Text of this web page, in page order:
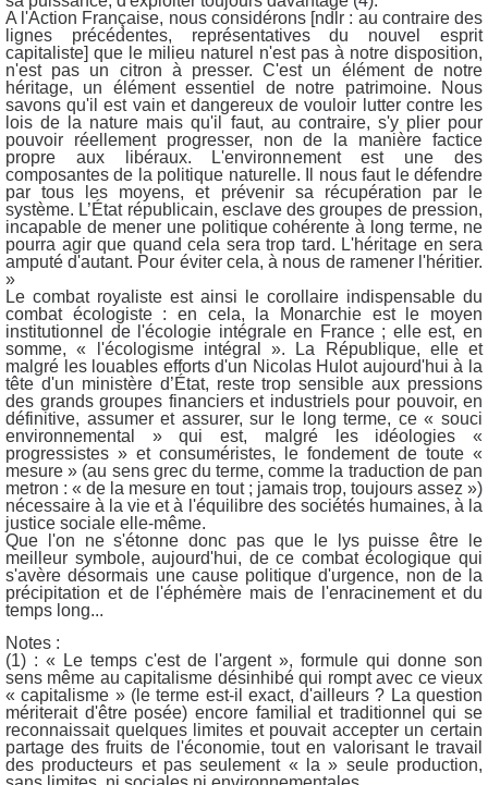
A l'Action Française, nous considérons [ndlr : au contraire des
lignes précédentes, représentatives du nouvel esprit
capitaliste] que le milieu naturel n'est pas à notre disposition,
n'est pas un citron à presser. C'est un élément de notre
héritage, un élément essentiel de notre patrimoine. Nous
savons qu'il est vain et dangereux de vouloir lutter contre les
lois de la nature mais qu'il faut, au contraire, s'y plier pour
pouvoir réellement progresser, non de la manière factice
propre aux libéraux. L'environnement est une des
composantes de la politique naturelle. Il nous faut le défendre
par tous les moyens, et prévenir sa récupération par le
système. L’État républicain, esclave des groupes de pression,
incapable de mener une politique cohérente à long terme, ne
pourra agir que quand cela sera trop tard. L'héritage en sera
amputé d'autant. Pour éviter cela, à nous de ramener l'héritier.
»
Le combat royaliste est ainsi le corollaire indispensable du
combat écologiste : en cela, la Monarchie est le moyen
institutionnel de l'écologie intégrale en France ; elle est, en
somme, « l'écologisme intégral ». La République, elle et
malgré les louables efforts d'un Nicolas Hulot aujourd'hui à la
tête d'un ministère d’État, reste trop sensible aux pressions
des grands groupes financiers et industriels pour pouvoir, en
définitive, assumer et assurer, sur le long terme, ce « souci
environnemental » qui est, malgré les idéologies «
progressistes » et consuméristes, le fondement de toute «
mesure » (au sens grec du terme, comme la traduction de pan
metron : « de la mesure en tout ; jamais trop, toujours assez »)
nécessaire à la vie et à l'équilibre des sociétés humaines, à la
justice sociale elle-même.
Que l'on ne s'étonne donc pas que le lys puisse être le
meilleur symbole, aujourd'hui, de ce combat écologique qui
s'avère désormais une cause politique d'urgence, non de la
précipitation et de l'éphémère mais de l'enracinement et du
temps long...
Notes :
(1) : « Le temps c'est de l'argent », formule qui donne son
sens même au capitalisme désinhibé qui rompt avec ce vieux
« capitalisme » (le terme est-il exact, d'ailleurs ? La question
mériterait d'être posée) encore familial et traditionnel qui se
reconnaissait quelques limites et pouvait accepter un certain
partage des fruits de l'économie, tout en valorisant le travail
des producteurs et pas seulement « la » seule production,